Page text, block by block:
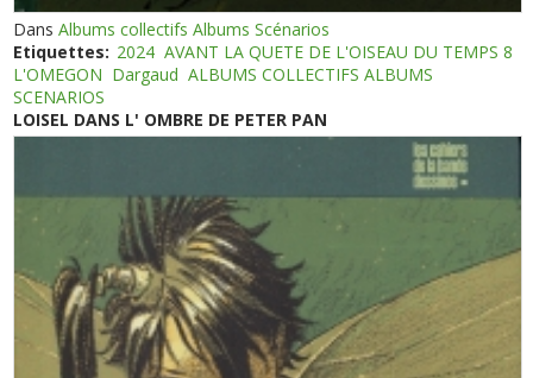
DansAlbums collectifs Albums Scénarios
Etiquettes: 2024 AVANT LA QUETE DE L'OISEAU DU TEMPS 8
L'OMEGON Dargaud ALBUMS COLLECTIFS ALBUMS
SCENARIOS
LOISEL DANS L' OMBRE DE PETER PAN